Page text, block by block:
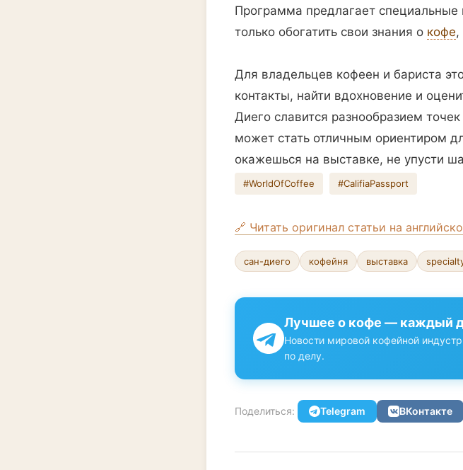
Программа предлагает
только обогатить свои знания о кофе,
Для владельцев кофеен и бариста
контакты, найти вдохновение и
Диего славится разнообразием
может стать отличным ориентиром
окажешься на выставке, не упусти
#WorldOfCoffee #CalifiaPassport
🔗 Читать оригинал статьи на
сан-диего кофейня выставка
Лучшее о кофе — каждый
Новости мировой кофейной
по делу.
Поделиться: Telegram ВКонтакте